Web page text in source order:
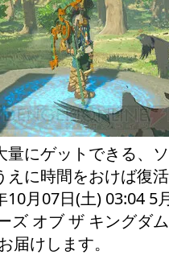
にゲットできる、
に時間をおけば復
10月07日(土) 03:04
ズ オブ ザ キングダ
届けします。